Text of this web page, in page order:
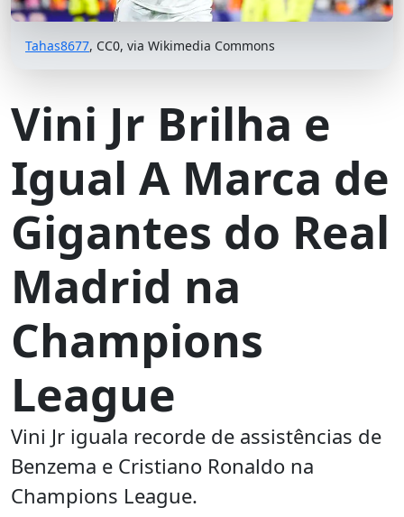
Tahas8677, CC0, via Wikimedia Commons
Vini Jr Brilha e
Igual A Marca de
Gigantes do Real
Madrid na
Champions
League
Vini Jr iguala recorde de assistências de
Benzema e Cristiano Ronaldo na
Champions League.